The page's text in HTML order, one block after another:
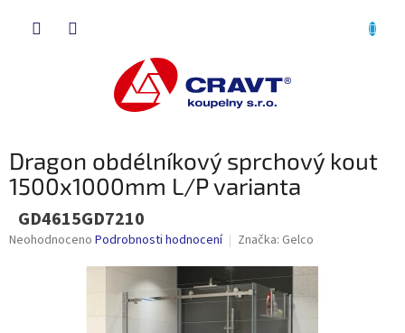
Dragon obdélníkový sprchový kout
1500x1000mm L/P varianta
GD4615GD7210
Průměrné
Neohodnoceno Podrobnosti hodnocení Značka: Gelco